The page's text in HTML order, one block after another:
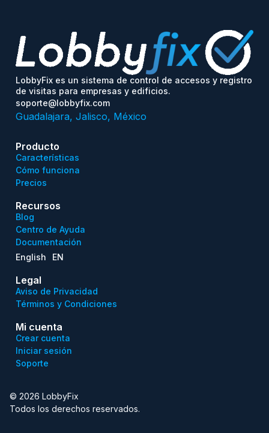
LobbyFix es un sistema de control de accesos y registro
de visitas para empresas y edificios.
soporte@lobbyfix.com
Guadalajara, Jalisco, México
Producto
Características
Cómo funciona
Precios
Recursos
Blog
Centro de Ayuda
Documentación
English
EN
Legal
Aviso de Privacidad
Términos y Condiciones
Mi cuenta
Crear cuenta
Iniciar sesión
Soporte
© 2026 LobbyFix
Todos los derechos reservados.